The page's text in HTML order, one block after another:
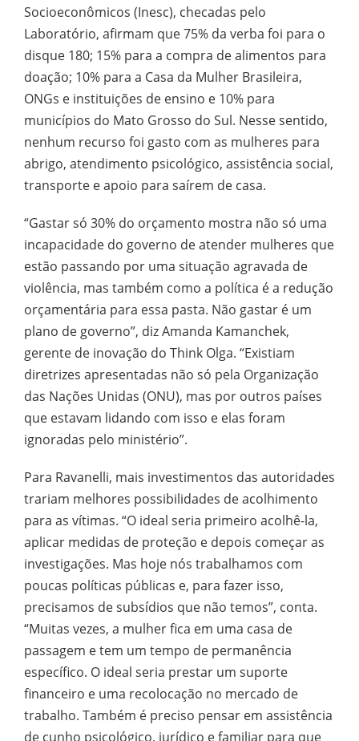
Socioeconômicos (Inesc), checadas pelo
Laboratório, afirmam que 75% da verba foi para o
disque 180; 15% para a compra de alimentos para
doação; 10% para a Casa da Mulher Brasileira,
ONGs e instituições de ensino e 10% para
municípios do Mato Grosso do Sul. Nesse sentido,
nenhum recurso foi gasto com as mulheres para
abrigo, atendimento psicológico, assistência social,
transporte e apoio para saírem de casa.
“Gastar só 30% do orçamento mostra não só uma
incapacidade do governo de atender mulheres que
estão passando por uma situação agravada de
violência, mas também como a política é a redução
orçamentária para essa pasta. Não gastar é um
plano de governo”, diz Amanda Kamanchek,
gerente de inovação do Think Olga. “Existiam
diretrizes apresentadas não só pela Organização
das Nações Unidas (ONU), mas por outros países
que estavam lidando com isso e elas foram
ignoradas pelo ministério”.
Para Ravanelli, mais investimentos das autoridades
trariam melhores possibilidades de acolhimento
para as vítimas. “O ideal seria primeiro acolhê-la,
aplicar medidas de proteção e depois começar as
investigações. Mas hoje nós trabalhamos com
poucas políticas públicas e, para fazer isso,
precisamos de subsídios que não temos”, conta.
“Muitas vezes, a mulher fica em uma casa de
passagem e tem um tempo de permanência
específico. O ideal seria prestar um suporte
financeiro e uma recolocação no mercado de
trabalho. Também é preciso pensar em assistência
de cunho psicológico, jurídico e familiar para que